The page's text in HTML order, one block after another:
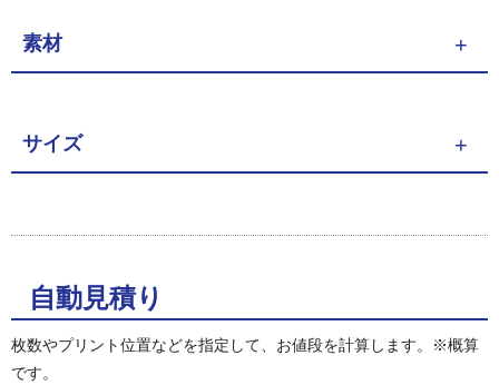
素材
サイズ
自動見積り
枚数やプリント位置などを指定して、お値段を計算します。※概算
です。